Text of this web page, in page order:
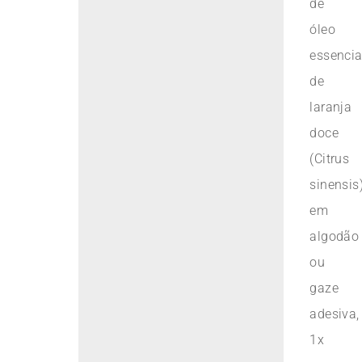
de
óleo
de
laranja
doce
(Citrus
em
algodão
ou
gaze
adesiva,
1x